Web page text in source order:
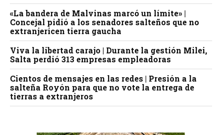
«La bandera de Malvinas marcó un límite» |
Concejal pidió a los senadores salteños que no
extranjericen tierra gaucha
Viva la libertad carajo | Durante la gestión Milei,
Salta perdió 313 empresas empleadoras
Cientos de mensajes en las redes | Presión a la
salteña Royón para que no vote la entrega de
tierras a extranjeros